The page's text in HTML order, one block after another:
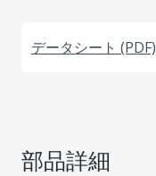
データシート (PDF)
部品詳細